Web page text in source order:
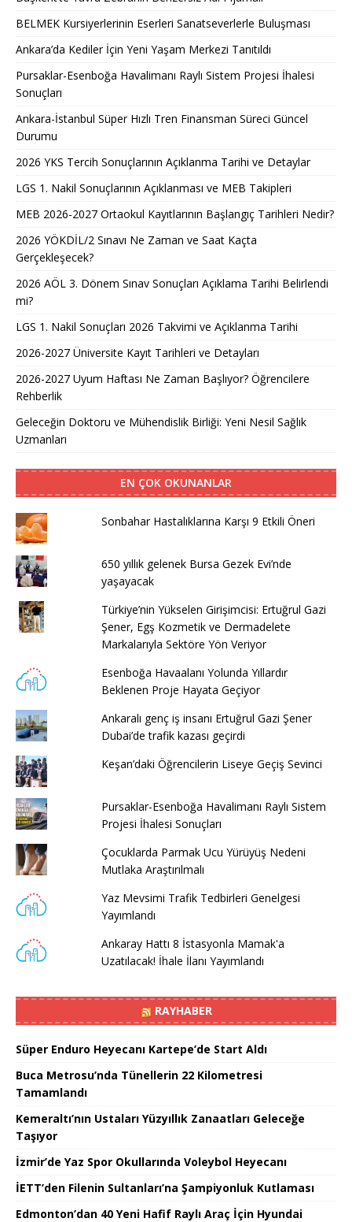
BELMEK Kursiyerlerinin Eserleri Sanatseverlerle Buluşması
Ankara’da Kediler İçin Yeni Yaşam Merkezi Tanıtıldı
Pursaklar-Esenboğa Havalimanı Raylı Sistem Projesi İhalesi
Sonuçları
Ankara-İstanbul Süper Hızlı Tren Finansman Süreci Güncel
Durumu
2026 YKS Tercih Sonuçlarının Açıklanma Tarihi ve Detaylar
LGS 1. Nakil Sonuçlarının Açıklanması ve MEB Takipleri
MEB 2026-2027 Ortaokul Kayıtlarının Başlangıç Tarihleri Nedir?
2026 YÖKDİL/2 Sınavı Ne Zaman ve Saat Kaçta
Gerçekleşecek?
2026 AÖL 3. Dönem Sınav Sonuçları Açıklama Tarihi Belirlendi
mi?
LGS 1. Nakil Sonuçları 2026 Takvimi ve Açıklanma Tarihi
2026-2027 Üniversite Kayıt Tarihleri ve Detayları
2026-2027 Uyum Haftası Ne Zaman Başlıyor? Öğrencilere
Rehberlik
Geleceğin Doktoru ve Mühendislik Birliği: Yeni Nesil Sağlık
Uzmanları
EN ÇOK OKUNANLAR
Sonbahar Hastalıklarına Karşı 9 Etkili Öneri
650 yıllık gelenek Bursa Gezek Evi’nde
yaşayacak
Türkiye’nin Yükselen Girişimcisi: Ertuğrul Gazi
Şener, Egş Kozmetik ve Dermadelete
Markalarıyla Sektöre Yön Veriyor
Esenboğa Havaalanı Yolunda Yıllardır
Beklenen Proje Hayata Geçiyor
Ankaralı genç iş insanı Ertuğrul Gazi Şener
Dubai’de trafik kazası geçirdi
Keşan’daki Öğrencilerin Liseye Geçiş Sevinci
Pursaklar-Esenboğa Havalimanı Raylı Sistem
Projesi İhalesi Sonuçları
Çocuklarda Parmak Ucu Yürüyüş Nedeni
Mutlaka Araştırılmalı
Yaz Mevsimi Trafik Tedbirleri Genelgesi
Yayımlandı
Ankaray Hattı 8 İstasyonla Mamak'a
Uzatılacak! İhale İlanı Yayımlandı
RAYHABER
Süper Enduro Heyecanı Kartepe’de Start Aldı
Buca Metrosu’nda Tünellerin 22 Kilometresi
Tamamlandı
Kemeraltı’nın Ustaları Yüzyıllık Zanaatları Geleceğe
Taşıyor
İzmir’de Yaz Spor Okullarında Voleybol Heyecanı
İETT’den Filenin Sultanları’na Şampiyonluk Kutlaması
Edmonton’dan 40 Yeni Hafif Raylı Araç İçin Hyundai